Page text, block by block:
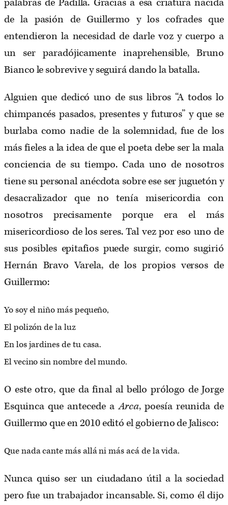
palabras de Padilla. Gracias a esa criatura nacida
de la pasión de Guillermo y los cofrades que
entendieron la necesidad de darle voz y cuerpo a
un ser paradójicamente inaprehensible, Bruno
Bianco le sobrevive y seguirá dando la batalla.
Alguien que dedicó uno de sus libros “A todos lo
chimpancés pasados, presentes y futuros” y que se
burlaba como nadie de la solemnidad, fue de los
más fieles a la idea de que el poeta debe ser la mala
conciencia de su tiempo. Cada uno de nosotros
tiene su personal anécdota sobre ese ser juguetón y
desacralizador que no tenía misericordia con
nosotros precisamente porque era el más
misericordioso de los seres. Tal vez por eso uno de
sus posibles epitafios puede surgir, como sugirió
Hernán Bravo Varela, de los propios versos de
Guillermo:
Yo soy el niño más pequeño,
El polizón de la luz
En los jardines de tu casa.
El vecino sin nombre del mundo.
O este otro, que da final al bello prólogo de Jorge
Esquinca que antecede aArca, poesía reunida de
Guillermo que en 2010 editó el gobierno de Jalisco:
Que nada cante más allá ni más acá de la vida.
Nunca quiso ser un ciudadano útil a la sociedad
pero fue un trabajador incansable. Si, como él dijo